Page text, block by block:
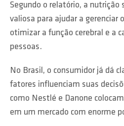
Segundo o relatório, a nutrição
valiosa para ajudar a gerenciar
otimizar a função cerebral e a
pessoas.
No Brasil, o consumidor já dá
fatores influenciam suas
como Nestlé e Danone
em um mercado com enorme